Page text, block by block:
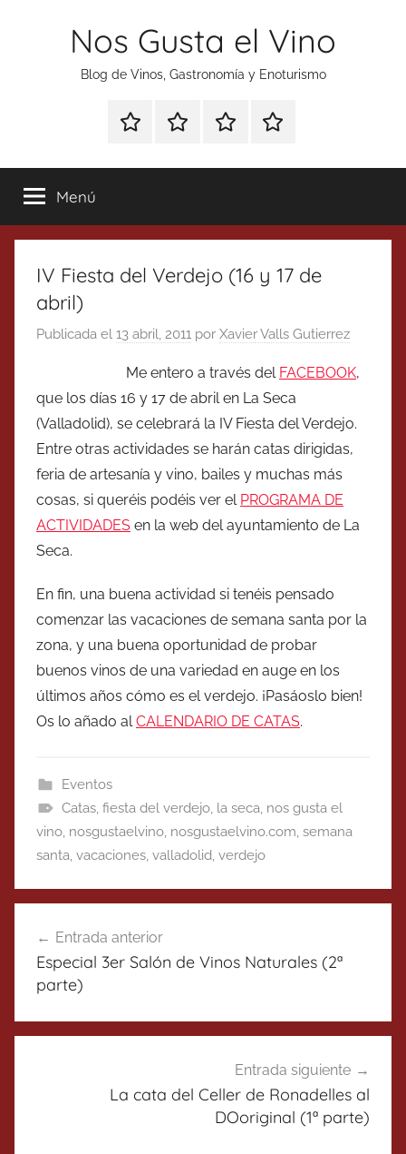
Nos Gusta el Vino
Blog de Vinos, Gastronomía y Enoturismo
Especial
Tonics
Enoturismo
Gastronomía
RankingContacto
Menú
IV Fiesta del Verdejo (16 y 17 de
abril)
Publicada el 13 abril, 2011 por Xavier Valls Gutierrez
Me entero a través del FACEBOOK,
que los días 16 y 17 de abril en La Seca
(Valladolid), se celebrará la IV Fiesta del Verdejo.
Entre otras actividades se harán catas dirigidas,
feria de artesanía y vino, bailes y muchas más
cosas, si queréis podéis ver el PROGRAMA DE
ACTIVIDADES en la web del ayuntamiento de La
Seca.
En fin, una buena actividad si tenéis pensado
comenzar las vacaciones de semana santa por la
zona, y una buena oportunidad de probar
buenos vinos de una variedad en auge en los
últimos años cómo es el verdejo. ¡Pasáoslo bien!
Os lo añado alCALENDARIO DE CATAS.
Eventos
Catas, fiesta del verdejo, la seca, nos gusta el
vino, nosgustaelvino, nosgustaelvino.com, semana
santa, vacaciones, valladolid, verdejo
de
entradas
Entrada anterior
Especial 3er Salón de Vinos Naturales (2ª
parte)
Entrada siguiente
La cata del Celler de Ronadelles al
DOoriginal (1ª parte)